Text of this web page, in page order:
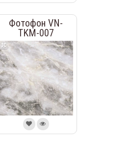
Фотофон VN-
TKM-007